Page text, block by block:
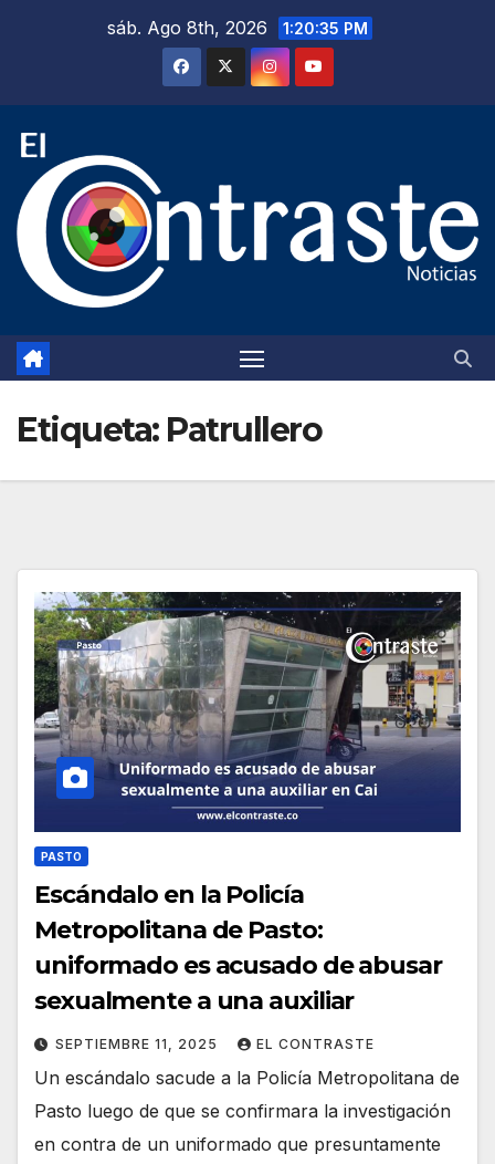
sáb. Ago 8th, 2026 1:20:35 PM
Etiqueta: Patrullero
PASTO
Escándalo en la Policía
Metropolitana de Pasto:
uniformado es acusado de abusar
sexualmente a una auxiliar
SEPTIEMBRE 11, 2025 EL CONTRASTE
Un escándalo sacude a la Policía Metropolitana de
Pasto luego de que se confirmara la investigación
en contra de un uniformado que presuntamente